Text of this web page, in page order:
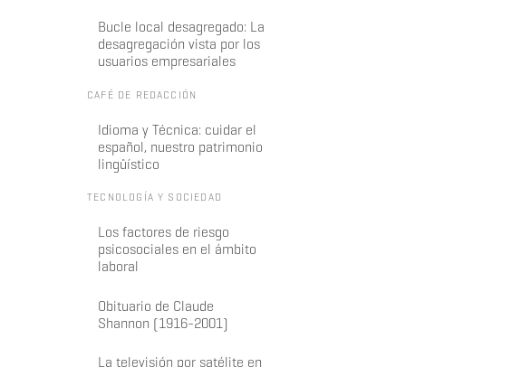
Bucle local desagregado: La
desagregación vista por los
usuarios empresariales
CAFÉ DE REDACCIÓN
Idioma y Técnica: cuidar el
español, nuestro patrimonio
lingüístico
TECNOLOGÍA Y SOCIEDAD
Los factores de riesgo
psicosociales en el ámbito
laboral
Obituario de Claude
Shannon (1916-2001)
La televisión por satélite en